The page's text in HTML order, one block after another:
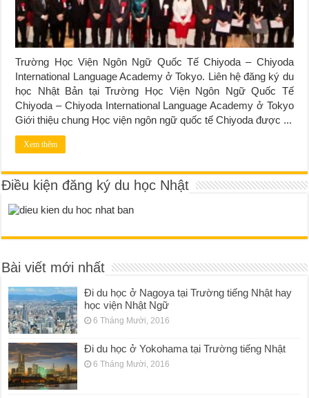
Trường Học Viện Ngôn Ngữ Quốc Tế Chiyoda – Chiyoda
International Language Academy ở Tokyo. Liên hệ đăng ký du
học Nhật Bản tại Trường Học Viện Ngôn Ngữ Quốc Tế
Chiyoda – Chiyoda International Language Academy ở Tokyo
Giới thiệu chung Học viện ngôn ngữ quốc tế Chiyoda được ...
Xem thêm
Điều kiện đăng ký du học Nhật
Bài viết mới nhất
Đi du học ở Nagoya tại Trường tiếng Nhật hay
học viện Nhật Ngữ
6 Tháng Mười, 2016
Đi du học ở Yokohama tại Trường tiếng Nhật
6 Tháng Mười, 2016